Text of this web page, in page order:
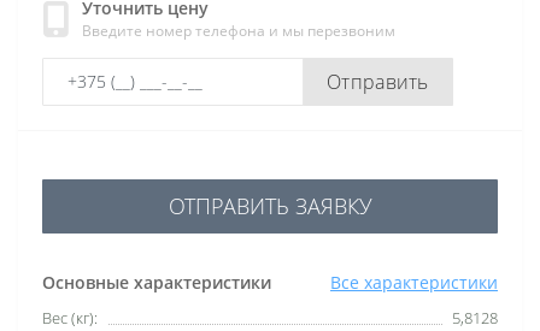
Уточнить цену
Введите номер телефона и мы перезвоним
Отправить
Основные характеристики Все характеристики
Вес (кг):
5,8128
ОТПРАВИТЬ ЗАЯВКУ